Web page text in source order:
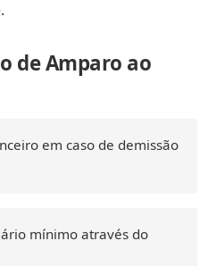
de Amparo ao
em caso de demissão
mínimo através do